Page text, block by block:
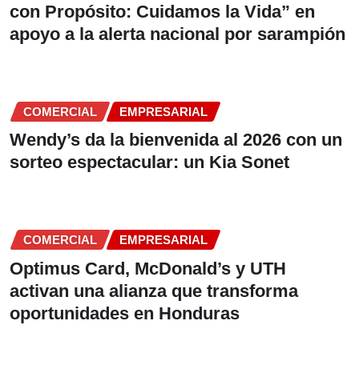
con Propósito: Cuidamos la Vida” en
apoyo a la alerta nacional por sarampión
COMERCIAL EMPRESARIAL
Wendy’s da la bienvenida al 2026 con un
sorteo espectacular: un Kia Sonet
COMERCIAL EMPRESARIAL
Optimus Card, McDonald’s y UTH
activan una alianza que transforma
oportunidades en Honduras